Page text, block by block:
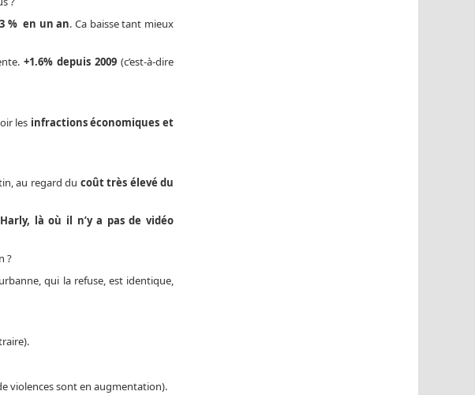
% en un an. Ca baisse tant mieux
+1.6% depuis 2009 (c’est-à-dire
les infractions économiques et
au regard du coût très élevé du
là où il n’y a pas de vidéo
?
qui la refuse, est identique,
violences sont en augmentation).